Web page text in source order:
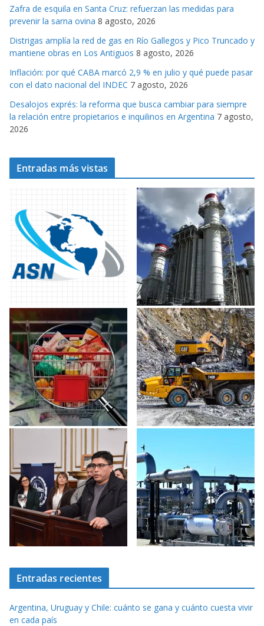
i
a
s
Zafra de esquila en Santa Cruz: refuerzan las medidas para
prevenir la sarna ovina 8 agosto, 2026
Distrigas amplía la red de gas en Río Gallegos y Pico Truncado y
mantiene obras en Los Antiguos 8 agosto, 2026
Inflación: por qué CABA marcó 2,9 % en julio y qué puede pasar
con el dato nacional del INDEC 7 agosto, 2026
Desalojos exprés: la reforma que busca cambiar para siempre
la relación entre propietarios e inquilinos en Argentina 7 agosto,
2026
Entradas más vistas
Entradas recientes
Argentina, Uruguay y Chile: cuánto se gana y cuánto cuesta vivir
en cada país